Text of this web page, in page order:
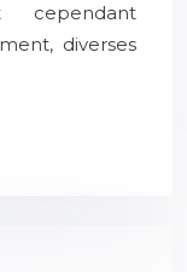
cependant
diverses